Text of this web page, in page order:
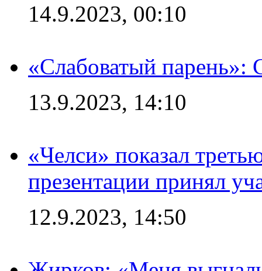
14.9.2023, 00:10
«Слабоватый парень»:
13.9.2023, 14:10
«Челси» показал
презентации принял
12.9.2023, 14:50